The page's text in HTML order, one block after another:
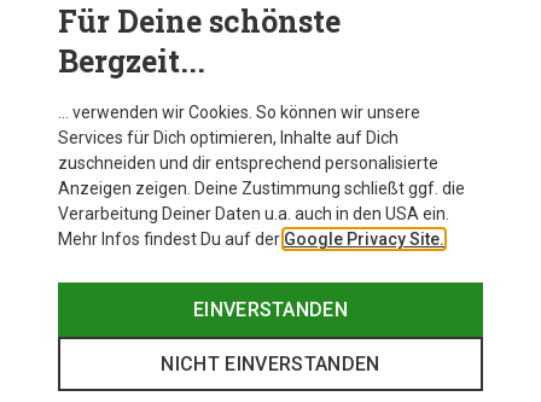
Für Deine schönste
Bergzeit...
… verwenden wir Cookies. So können wir unsere
Services für Dich optimieren, Inhalte auf Dich
zuschneiden und dir entsprechend personalisierte
Anzeigen zeigen. Deine Zustimmung schließt ggf. die
Verarbeitung Deiner Daten u.a. auch in den USA ein.
Mehr Infos findest Du auf der Google Privacy Site.
EINVERSTANDEN
NICHT EINVERSTANDEN